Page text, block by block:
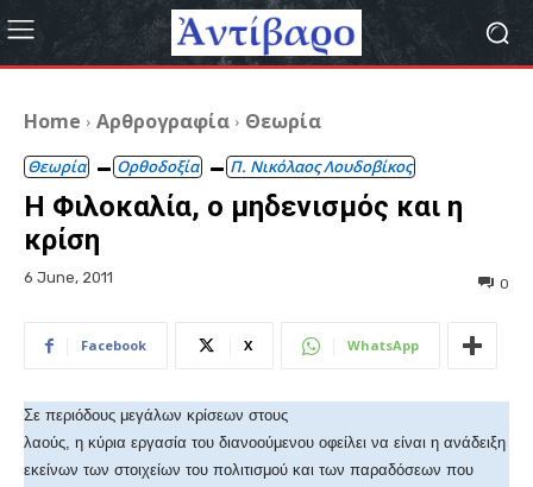
Home Αρθρογραφία Θεωρία
Θεωρία Ορθοδοξία Π. Νικόλαος Λουδοβίκος
Η Φιλοκαλία, ο μηδενισμός και η
κρίση
6 June, 2011 0
Facebook X WhatsApp
Σε περιόδους μεγάλων κρίσεων στους
λαούς, η κύρια εργασία του διανοούμενου οφείλει να είναι η ανάδειξη
εκείνων των στοιχείων του πολιτισμού και των παραδόσεων που